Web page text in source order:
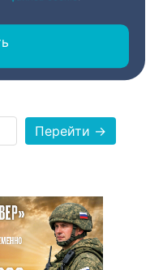
Перейти →